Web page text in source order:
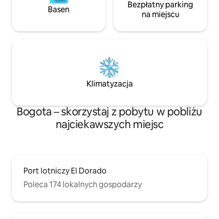
Basen
Bezpłatny parking
na miejscu
Klimatyzacja
Bogota – skorzystaj z pobytu w pobliżu
najciekawszych miejsc
Port lotniczy El Dorado
Poleca 174 lokalnych gospodarzy